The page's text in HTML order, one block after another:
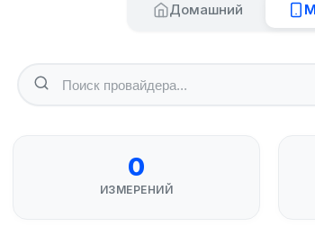
Домашний
0
ИЗМЕРЕНИЙ